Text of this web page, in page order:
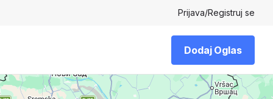
Prijava/Registruj se
Dodaj Oglas